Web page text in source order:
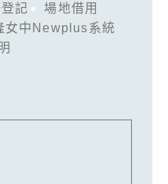
記
場地借用
女中Newplus系統